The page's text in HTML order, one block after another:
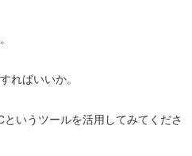
ればいいか。
いうツールを活用してみてくださ